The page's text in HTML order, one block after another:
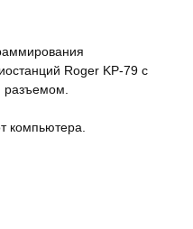
Roger KP-79 с
разъемом.
компьютера.